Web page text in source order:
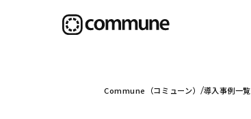
Commune（コミューン） 導入事例一覧